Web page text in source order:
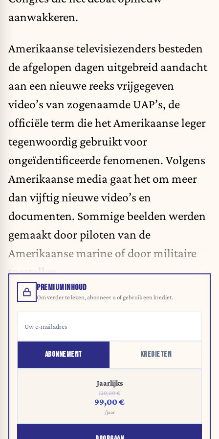
aanwakkeren.
Amerikaanse televisiezenders besteden
de afgelopen dagen uitgebreid aandacht
aan een nieuwe reeks vrijgegeven
video’s van zogenaamde UAP’s, de
officiële term die het Amerikaanse leger
tegenwoordig gebruikt voor
ongeïdentificeerde fenomenen. Volgens
Amerikaanse media gaat het om meer
dan vijftig nieuwe video’s en
documenten. Sommige beelden werden
gemaakt door piloten van de
Amerikaanse marine of door militaire
toestellen.
PREMIUMINHOUD
Om verder te lezen, abonneer u of gebruik een krediet.
ABONNEMENT KREDIETEN
Jaarlijks
120,00 €
99,00 €
/jaar